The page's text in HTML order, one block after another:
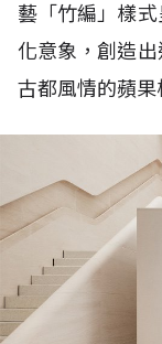
藝「竹編」樣
化意象，創造
古都風情的蘋果